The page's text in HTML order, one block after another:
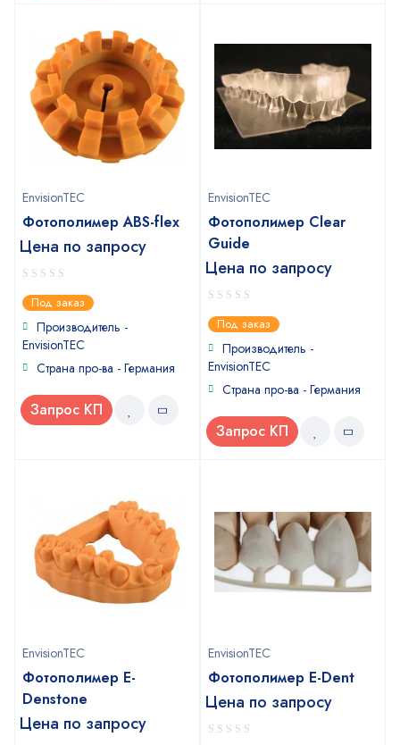
EnvisionTEC
Фотополимер ABS-flex
Цена по запросу
0
out
of
5
Под заказ
Производитель -
EnvisionTEC
Страна про-ва - Германия
Запрос КП
EnvisionTEC
Фотополимер Clear
Guide
Цена по запросу
0
out
of
5
Под заказ
Производитель -
EnvisionTEC
Страна про-ва - Германия
Запрос КП
EnvisionTEC
Фотополимер E-
Denstone
Цена по запросу
EnvisionTEC
Фотополимер E-Dent
Цена по запросу